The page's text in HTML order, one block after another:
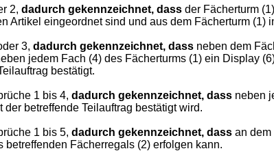
2, dadurch gekennzeichnet, dass der Fächerturm
Artikel eingeordnet sind und aus dem Fächerturm (1)
3, dadurch gekennzeichnet, dass neben dem
jedem Fach (4) des Fächerturms (1) ein Display
bestätigt.
1 bis 4, dadurch gekennzeichnet, dass neben
betreffende Teilauftrag bestätigt wird.
1 bis 5, dadurch gekennzeichnet, dass an dem
Fächerregals (2) erfolgen kann.